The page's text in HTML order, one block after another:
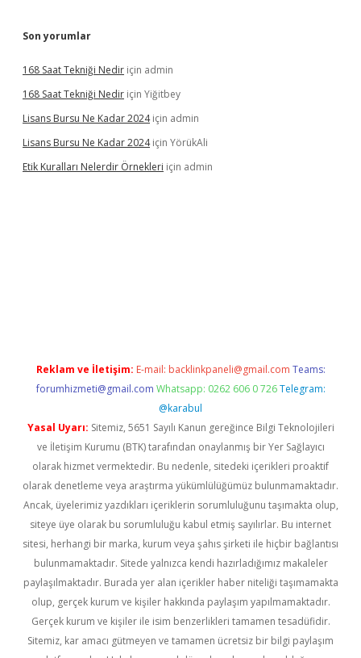
Son yorumlar
168 Saat Tekniği Nedir için admin
168 Saat Tekniği Nedir için Yiğitbey
Lisans Bursu Ne Kadar 2024için admin
Lisans Bursu Ne Kadar 2024için YörükAli
Etik Kuralları Nelerdir Örnekleri için admin
Reklam ve İletişim: E-mail: backlinkpaneli@gmail.com Teams:
forumhizmeti@gmail.com Whatsapp: 0262 606 0 726 Telegram:
@karabul
Yasal Uyarı: Sitemiz, 5651 Sayılı Kanun gereğince Bilgi Teknolojileri
ve İletişim Kurumu (BTK) tarafından onaylanmış bir Yer Sağlayıcı
olarak hizmet vermektedir. Bu nedenle, sitedeki içerikleri proaktif
olarak denetleme veya araştırma yükümlülüğümüz bulunmamaktadır.
Ancak, üyelerimiz yazdıkları içeriklerin sorumluluğunu taşımakta olup,
siteye üye olarak bu sorumluluğu kabul etmiş sayılırlar. Bu internet
sitesi, herhangi bir marka, kurum veya şahıs şirketi ile hiçbir bağlantısı
bulunmamaktadır. Sitede yalnızca kendi hazırladığımız makaleler
paylaşılmaktadır. Burada yer alan içerikler haber niteliği taşımamakta
olup, gerçek kurum ve kişiler hakkında paylaşım yapılmamaktadır.
Gerçek kurum ve kişiler ile isim benzerlikleri tamamen tesadüfidir.
Sitemiz, kar amacı gütmeyen ve tamamen ücretsiz bir bilgi paylaşım